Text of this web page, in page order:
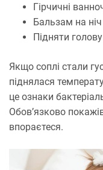
Гірчичні
Бальзам на ніч
Підняти
Якщо соплі стали
піднялася
це ознаки
Обов’язково
впораєтеся.